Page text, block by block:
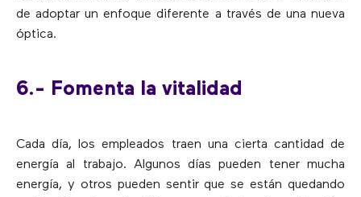
de adoptar un enfoque diferente a través de una nueva
óptica.
6.- Fomenta la vitalidad
Cada día, los empleados traen una cierta cantidad de
energía al trabajo. Algunos días pueden tener mucha
energía, y otros pueden sentir que se están quedando